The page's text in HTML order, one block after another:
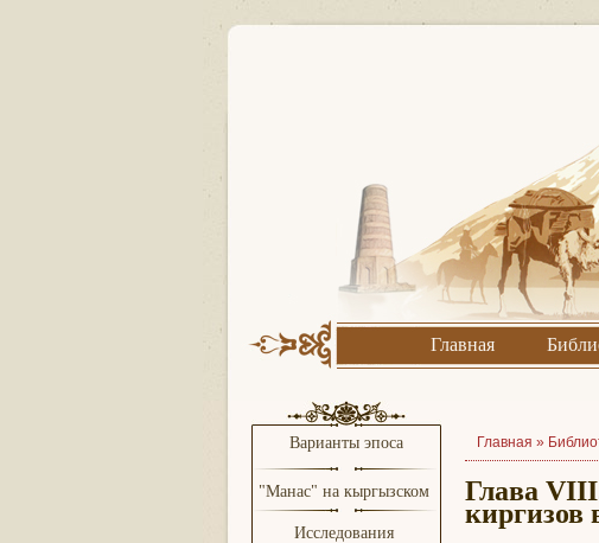
Главная
Варианты эпоса
"Манас" на кыргызском
Исследования
Главная »
Глава
киргизов